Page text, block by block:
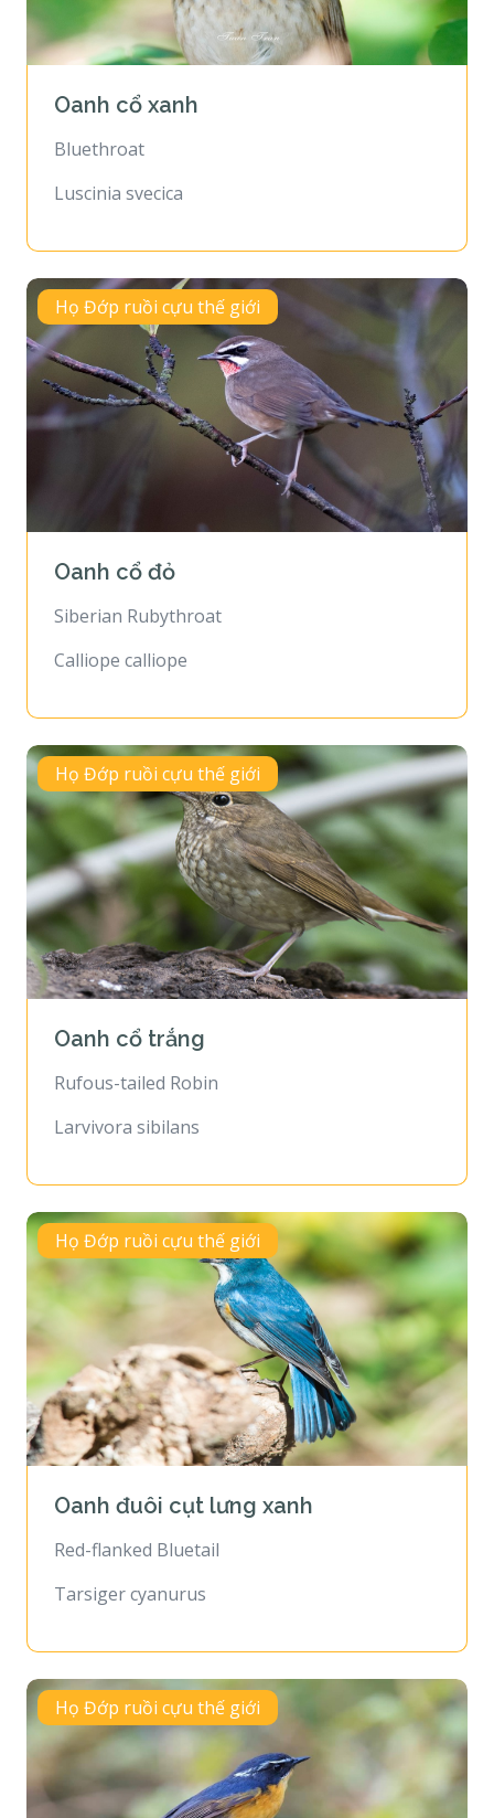
Oanh cổ xanh
Bluethroat
Luscinia svecica
Họ Đớp ruồi cựu thế giới
Oanh cổ đỏ
Siberian Rubythroat
Calliope calliope
Họ Đớp ruồi cựu thế giới
Oanh cổ trắng
Rufous-tailed Robin
Larvivora sibilans
Họ Đớp ruồi cựu thế giới
Oanh đuôi cụt lưng xanh
Red-flanked Bluetail
Tarsiger cyanurus
Họ Đớp ruồi cựu thế giới